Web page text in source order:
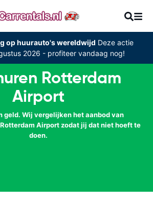
op huurauto's wereldwijd Deze actie
2026 - profiteer vandaag nog!
Rotterdam
Airport
geld. Wij vergelijken het aanbod van
Airport zodat jij dat niet hoeft te
doen.